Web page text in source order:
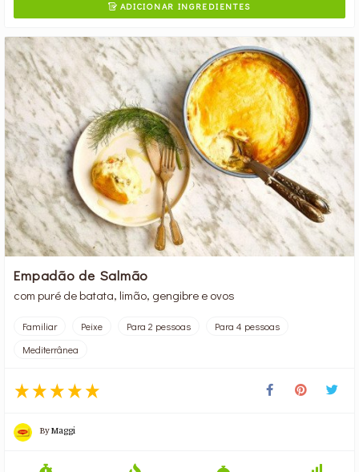
ADICIONAR INGREDIENTES
Empadão de Salmão
com puré de batata, limão, gengibre e ovos
Familiar Peixe Para 2 pessoas
Para 4 pessoas
Mediterrânea
ByMaggi